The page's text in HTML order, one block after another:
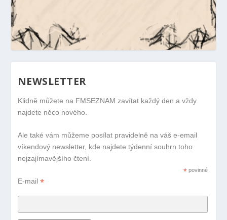
NEWSLETTER
Klidně můžete na FMSEZNAM zavítat každý den a vždy
najdete něco nového.
Ale také vám můžeme posílat pravidelně na váš e-email
víkendový newsletter, kde najdete týdenní souhrn toho
nejzajímavějšího čtení.
*povinné
E-mail *